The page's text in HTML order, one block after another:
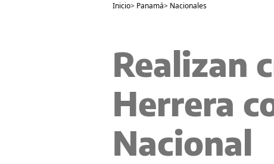
Inicio> Panamá> Nacionales
Realizan
Herrera
Nacional